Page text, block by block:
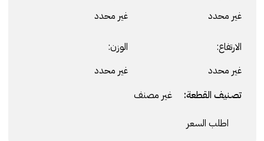
غير محدد
غير محدد
الارتفاع:
غير محدد
الوزن:
غير محدد
تصنيف القطعة: غير مصنف
اطلب السعر